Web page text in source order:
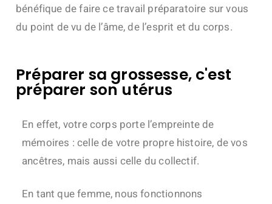
bénéfique de faire ce travail préparatoire sur vous
du point de vu de l’âme, de l’esprit et du corps.
Préparer sa grossesse, c'est
préparer son utérus
En effet, votre corps porte l’empreinte de
mémoires : celle de votre propre histoire, de vos
ancêtres, mais aussi celle du collectif.
En tant que femme, nous fonctionnons